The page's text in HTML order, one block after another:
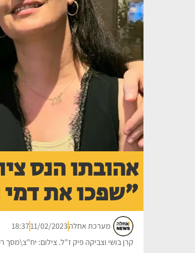
אהובתו הנס
"שפכו את דמי
מערכת אחלה11/02/2023
18:37
קרן בושי וצביקה פיק ז"ל. צילום: יח"צ\מסך